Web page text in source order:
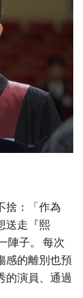
捨：「作為
送走『熙
陣子。 每次
感的離別也預
的演員、通過